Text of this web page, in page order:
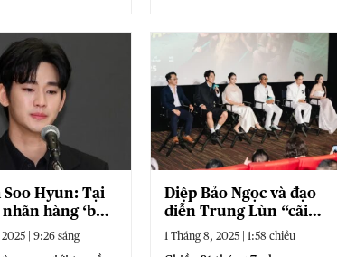
Soo Hyun: Tại
nhãn hàng ‘bó
yêu cầu bồi
| 9:26 sáng
Diệp Bảo Ngọc và đạo
diễn Trung Lùn “cãi
nhau gay gắt” trên
phim trường
1 Tháng 8, 2025 | 1:58 chiều